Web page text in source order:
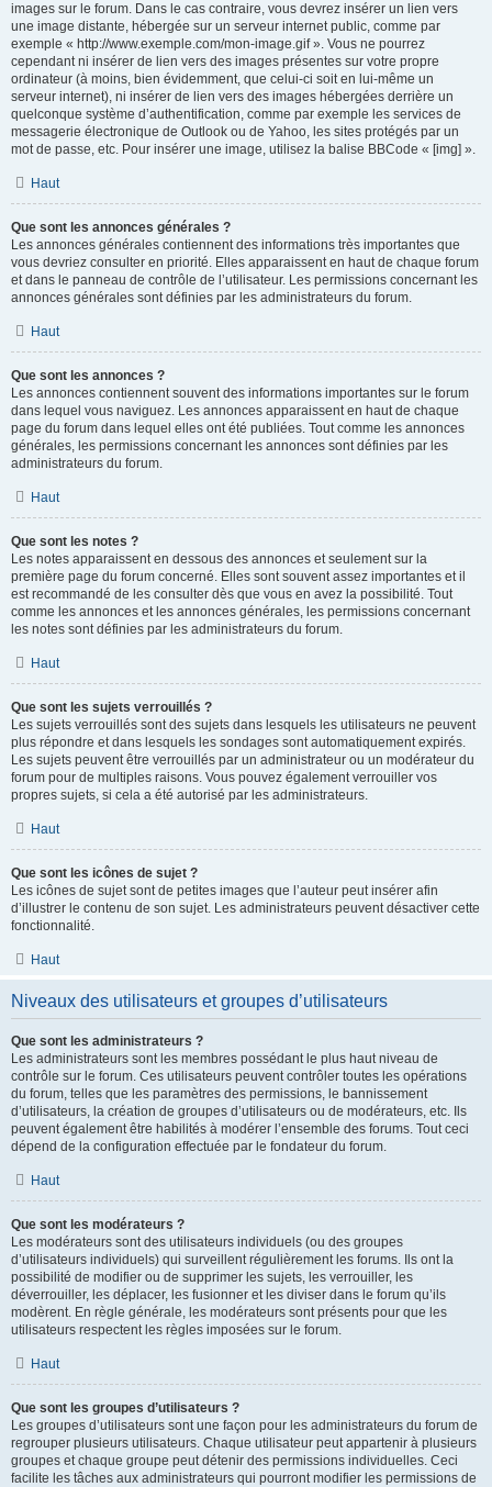
images sur le forum. Dans le cas contraire, vous devrez insérer un lien vers
une image distante, hébergée sur un serveur internet public, comme par
exemple « http://www.exemple.com/mon-image.gif ». Vous ne pourrez
cependant ni insérer de lien vers des images présentes sur votre propre
ordinateur (à moins, bien évidemment, que celui-ci soit en lui-même un
serveur internet), ni insérer de lien vers des images hébergées derrière un
quelconque système d’authentification, comme par exemple les services de
messagerie électronique de Outlook ou de Yahoo, les sites protégés par un
mot de passe, etc. Pour insérer une image, utilisez la balise BBCode « [img] ».
Haut
Que sont les annonces générales ?
Les annonces générales contiennent des informations très importantes que
vous devriez consulter en priorité. Elles apparaissent en haut de chaque forum
et dans le panneau de contrôle de l’utilisateur. Les permissions concernant les
annonces générales sont définies par les administrateurs du forum.
Haut
Que sont les annonces ?
Les annonces contiennent souvent des informations importantes sur le forum
dans lequel vous naviguez. Les annonces apparaissent en haut de chaque
page du forum dans lequel elles ont été publiées. Tout comme les annonces
générales, les permissions concernant les annonces sont définies par les
administrateurs du forum.
Haut
Que sont les notes ?
Les notes apparaissent en dessous des annonces et seulement sur la
première page du forum concerné. Elles sont souvent assez importantes et il
est recommandé de les consulter dès que vous en avez la possibilité. Tout
comme les annonces et les annonces générales, les permissions concernant
les notes sont définies par les administrateurs du forum.
Haut
Que sont les sujets verrouillés ?
Les sujets verrouillés sont des sujets dans lesquels les utilisateurs ne peuvent
plus répondre et dans lesquels les sondages sont automatiquement expirés.
Les sujets peuvent être verrouillés par un administrateur ou un modérateur du
forum pour de multiples raisons. Vous pouvez également verrouiller vos
propres sujets, si cela a été autorisé par les administrateurs.
Haut
Que sont les icônes de sujet ?
Les icônes de sujet sont de petites images que l’auteur peut insérer afin
d’illustrer le contenu de son sujet. Les administrateurs peuvent désactiver cette
fonctionnalité.
Haut
Niveaux des utilisateurs et groupes d’utilisateurs
Que sont les administrateurs ?
Les administrateurs sont les membres possédant le plus haut niveau de
contrôle sur le forum. Ces utilisateurs peuvent contrôler toutes les opérations
du forum, telles que les paramètres des permissions, le bannissement
d’utilisateurs, la création de groupes d’utilisateurs ou de modérateurs, etc. Ils
peuvent également être habilités à modérer l’ensemble des forums. Tout ceci
dépend de la configuration effectuée par le fondateur du forum.
Haut
Que sont les modérateurs ?
Les modérateurs sont des utilisateurs individuels (ou des groupes
d’utilisateurs individuels) qui surveillent régulièrement les forums. Ils ont la
possibilité de modifier ou de supprimer les sujets, les verrouiller, les
déverrouiller, les déplacer, les fusionner et les diviser dans le forum qu’ils
modèrent. En règle générale, les modérateurs sont présents pour que les
utilisateurs respectent les règles imposées sur le forum.
Haut
Que sont les groupes d’utilisateurs ?
Les groupes d’utilisateurs sont une façon pour les administrateurs du forum de
regrouper plusieurs utilisateurs. Chaque utilisateur peut appartenir à plusieurs
groupes et chaque groupe peut détenir des permissions individuelles. Ceci
facilite les tâches aux administrateurs qui pourront modifier les permissions de